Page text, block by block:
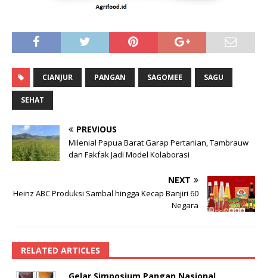
CIANJUR PANGAN SAGOMEE SAGU
SEHAT
PREVIOUS
Milenial Papua Barat Garap Pertanian, Tambrauw
dan Fakfak Jadi Model Kolaborasi
NEXT
Heinz ABC Produksi Sambal hingga Kecap Banjiri 60
Negara
RELATED ARTICLES